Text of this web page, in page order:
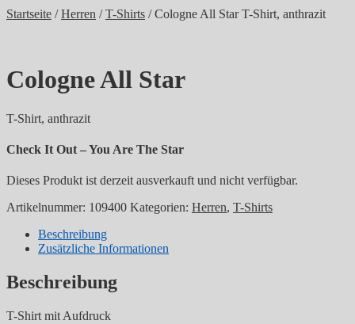
Startseite /Herren /T-Shirts /Cologne All Star T-Shirt, anthrazit
Cologne All Star
T-Shirt, anthrazit
Check It Out – You Are The Star
Dieses Produkt ist derzeit ausverkauft und nicht verfügbar.
Artikelnummer: 109400 Kategorien: Herren, T-Shirts
Beschreibung
Zusätzliche Informationen
Beschreibung
T-Shirt mit Aufdruck